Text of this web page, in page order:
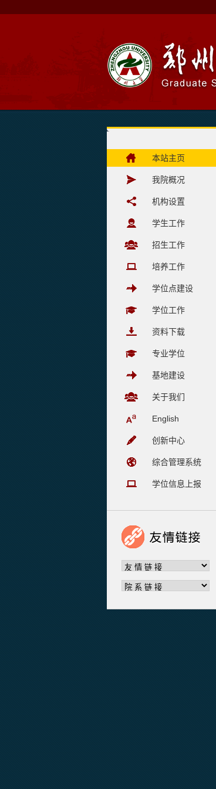
本站主页
我院概况
机构设置
学生工作
招生工作
培养工作
学位点建设
学位工作
资料下载
专业学位
基地建设
关于我们
English
创新中心
综合管理系统
学位信息上报